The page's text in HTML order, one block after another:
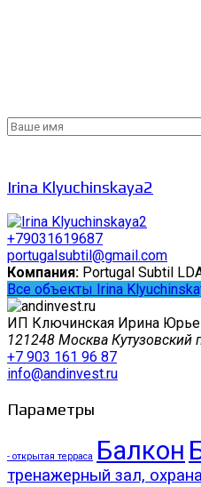
Irina Klyuchinskaya2
+79031619687
portugalsubtil@gmail.com
Компания: Portugal Subtil
Все объекты Irina
ИП Ключинская Ирина
121248 Москва Кутузовский
+7 903 161 96 87
info@andinvest.ru
Параметры
- открытая терраса Балкон
тренажерный зал,